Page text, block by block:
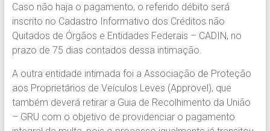
Caso não haja o pagamento, o referido débito será
inscrito no Cadastro Informativo dos Créditos não
Quitados de Órgãos e Entidades Federais – CADIN, no
prazo de 75 dias contados dessa intimação.
A outra entidade intimada foi a Associação de Proteção
aos Proprietários de Veículos Leves (Approvel), que
também deverá retirar a Guia de Recolhimento da União
– GRU com o objetivo de providenciar o pagamento